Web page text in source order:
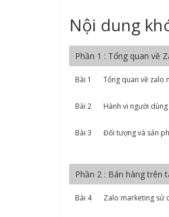
Nội dung
Phần 1 : Tổng quan về
Bài 1 Tổng quan về zalo
Bài 2 Hành vi người
Bài 3 Đối tượng và sản
Phần 2 : Bán hàng trên
Bài 4 Zalo marketing sử